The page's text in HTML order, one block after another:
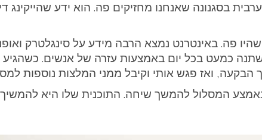
בסגנונה שאנחנו מחזיקים פה. הוא ידע
פה. באינטרנט נמצא הרבה מידע על סינגלטרק
כמעט בכל יום באמצעות עזרה של אנשים.
ואז פגש אותי וקיבל ממני המלצות נוספות
המסלול להמשך שיחה. התוכנית שלו היא להמשיך